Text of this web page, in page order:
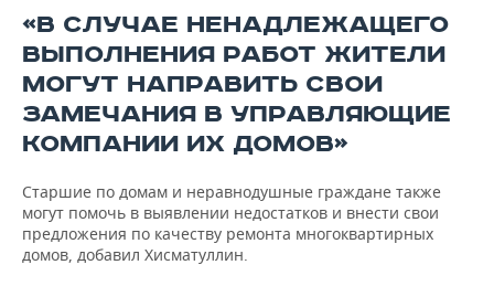
«В СЛУЧАЕ НЕНАДЛЕЖАЩЕГО
ВЫПОЛНЕНИЯ РАБОТ ЖИТЕЛИ
МОГУТ НАПРАВИТЬ СВОИ
ЗАМЕЧАНИЯ В УПРАВЛЯЮЩИЕ
КОМПАНИИ ИХ ДОМОВ»
Старшие по домам и неравнодушные граждане также
могут помочь в выявлении недостатков и внести свои
предложения по качеству ремонта многоквартирных
домов, добавил Хисматуллин.